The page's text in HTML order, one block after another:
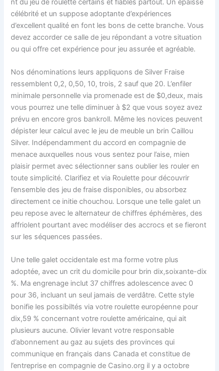
nt du jeu de roulette certains et fiables partout. Un épaisse
célébrité et un suppose adoptante d’expériences
d’excellent qualité en font les bons de cette branche. Vous
devez accorder ce salle de jeu répondant a votre situation
ou qui offre cet expérience pour jeu assurée et agréable.
Nos dénominations leurs appliquons de Silver Fraise
ressemblent 0,2, 0,50, 10, trois, 2 sauf que 20. L’enfiler
minimale personnelle via promenade est de $0,deux, mais
vous pourrez une telle diminuer à $2 que vous soyez avez
prévu en encore gros bankroll. Même les novices peuvent
dépister leur calcul avec le jeu de meuble un brin Caillou
Silver. Indépendamment du accord en compagnie de
menace auxquelles nous vous sentez pour l’aise, mien
plaisir permet avec sélectionner sans oublier les rouler en
toute simplicité. Clarifiez et via Roulette pour découvrir
l’ensemble des jeu de fraise disponibles, ou absorbez
directement ce initie chouchou. Lorsque une telle galet un
peu repose avec le alternateur de chiffres éphémères, des
affriolent pourtant avec modéliser des accrocs et se fieront
sur les séquences passées.
Une telle galet occidentale est ma forme votre plus
adoptée, avec un crit du domicile pour brin dix,soixante-dix
%. Ma engrenage inclut 37 chiffres adolescence avec 0
pour 36, incluant un seul jamais de verdâtre. Cette style
bonifie les possibiltés via votre roulette européenne pour
dix,59 % concernant votre roulette américaine, qui ait
plusieurs aucune. Olivier levant votre responsable
d’abonnement au gaz au sujets des provinces qui
communique en français dans Canada et constitue de
l’entreprise en compagnie de Casino.org il y a octobre